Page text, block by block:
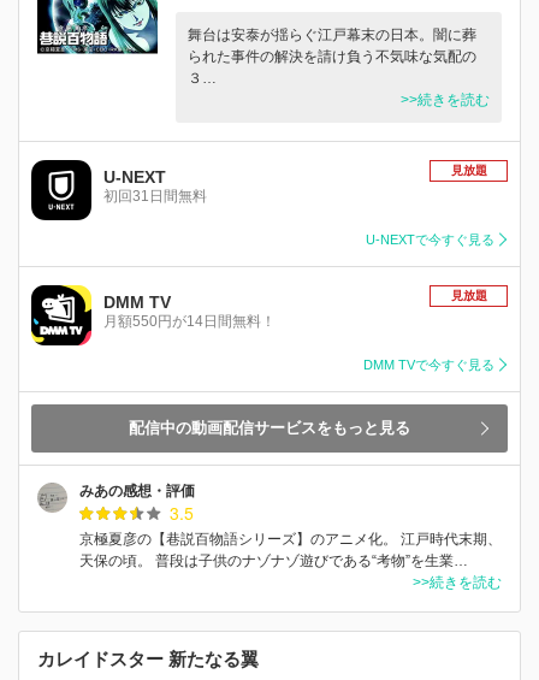
舞台は安泰が揺らぐ江戸幕末の日本。闇に葬
られた事件の解決を請け負う不気味な気配の
３…
>>続きを読む
U-NEXT
初回31日間無料
見放題
U-NEXTで今すぐ見る
DMM TV
月額550円が14日間無料！
見放題
DMM TVで今すぐ見る
配信中の動画配信サービスをもっと見る
みあの感想・評価
3.5
京極夏彦の【巷説百物語シリーズ】のアニメ化。 江戸時代末期、
天保の頃。 普段は子供のナゾナゾ遊びである“考物”を生業…
>>続きを読む
カレイドスター 新たなる翼